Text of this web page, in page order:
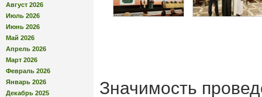
Август 2026
Июль 2026
Июнь 2026
Май 2026
Апрель 2026
Март 2026
Февраль 2026
Январь 2026
Декабрь 2025
Значимость